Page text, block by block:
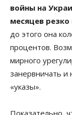
войны на
месяцев
до этого она
процентов.
мирного
занервничать и
«указы».
Показательно,